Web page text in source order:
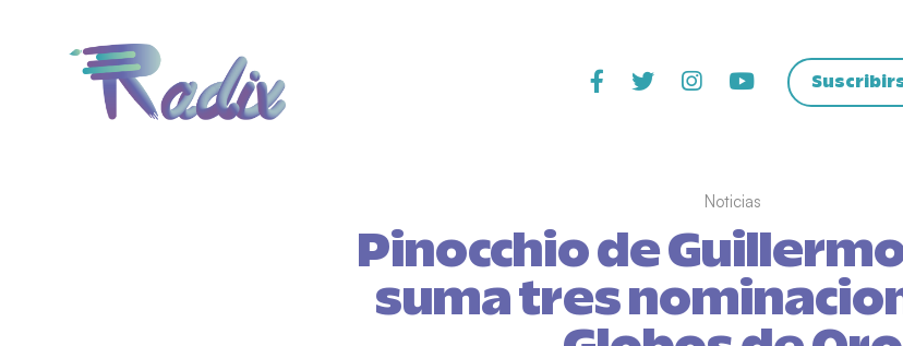
Noticias
Pinocchio de
suma tres